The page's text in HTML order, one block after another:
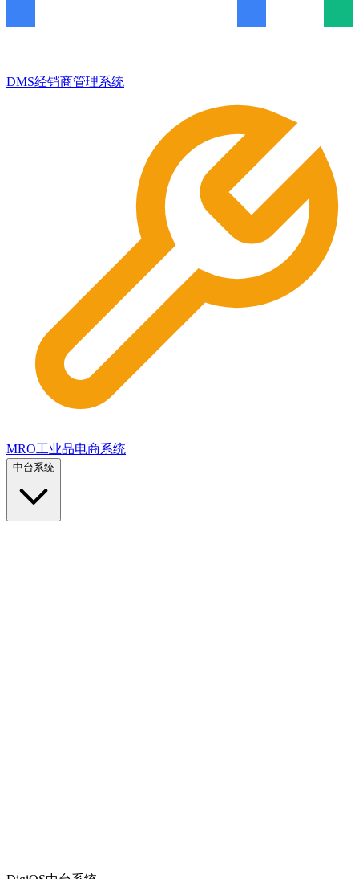
DMS经销商管理系统
MRO工业品电商系统
中台系统